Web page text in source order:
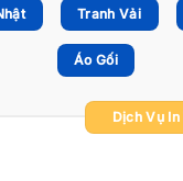
Tranh Vải
Áo Gối
Dịch Vụ